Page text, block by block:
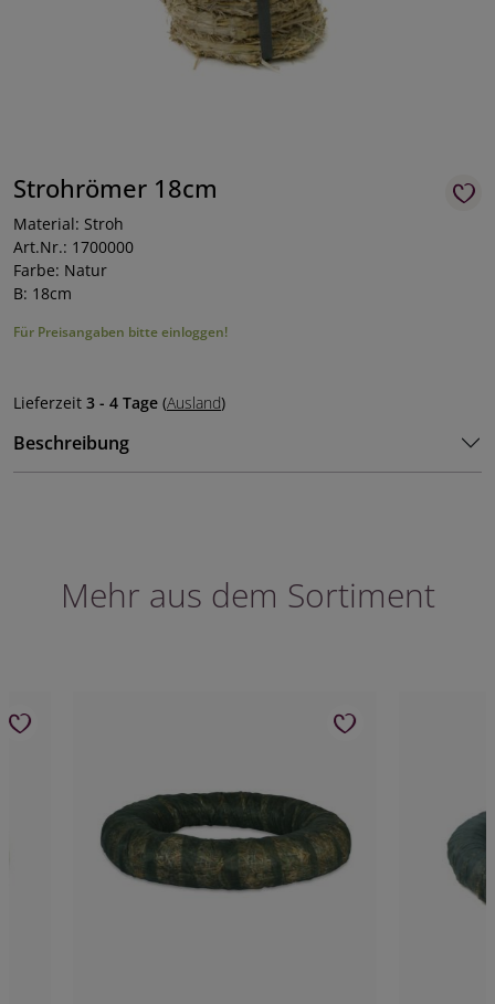
Strohrömer 18cm
Material: Stroh
Art.Nr.: 1700000
Farbe: Natur
B: 18cm
Für Preisangaben bitte einloggen!
Lieferzeit 3 - 4 Tage (Ausland)
Beschreibung
Mehr aus dem Sortiment